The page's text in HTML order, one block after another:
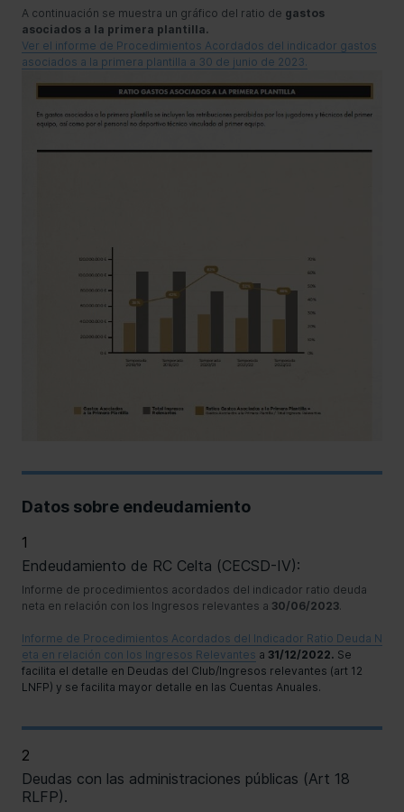
A continuación se muestra un gráfico del ratio de gastos
asociados a la primera plantilla.
Ver el informe de Procedimientos Acordados del indicador gastos
asociados a la primera plantilla a 30 de junio de 2023.
Datos sobre endeudamiento
1
Endeudamiento de RC Celta (CECSD-IV):
Informe de procedimientos acordados del indicador ratio deuda
neta en relación con los Ingresos relevantes a 30/06/2023.
Informe de Procedimientos Acordados del Indicador Ratio Deuda N
eta en relación con los Ingresos Relevantes a 31/12/2022. Se
facilita el detalle en Deudas del Club/Ingresos relevantes (art 12
LNFP) y se facilita mayor detalle en las Cuentas Anuales.
2
Deudas con las administraciones públicas (Art 18
RLFP).